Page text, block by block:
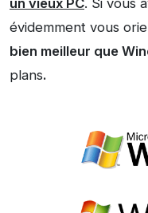
un vieux PC. Si vous
évidemment vous
bien meilleur que
plans.